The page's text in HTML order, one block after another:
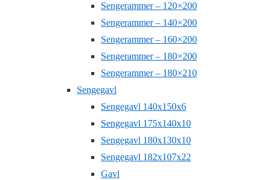
Sengerammer – 120×200
Sengerammer – 140×200
Sengerammer – 160×200
Sengerammer – 180×200
Sengerammer – 180×210
Sengegavl
Sengegavl 140x150x6
Sengegavl 175x140x10
Sengegavl 180x130x10
Sengegavl 182x107x22
Gavl